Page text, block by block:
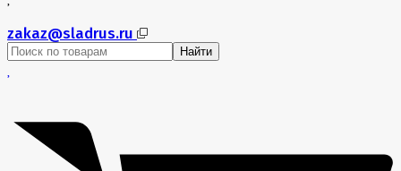
zakaz@sladrus.ru
Найти